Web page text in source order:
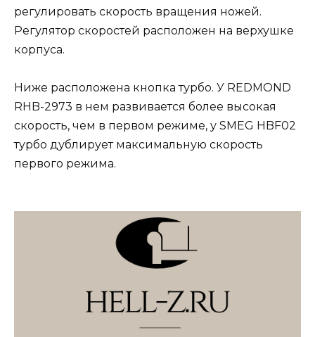
регулировать скорость вращения ножей.
Регулятор скоростей расположен на верхушке
корпуса.
Ниже расположена кнопка турбо. У REDMOND
RHB-2973 в нем развивается более высокая
скорость, чем в первом режиме, у SMEG HBF02
турбо дублирует максимальную скорость
первого режима.